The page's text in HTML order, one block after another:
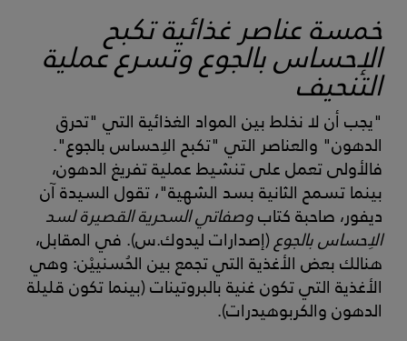
خمسة عناصر غذائية تكبح
الإحساس بالجوع وتسرع عملية
التنحيف
"يجب أن لا نخلط بين المواد الغذائية التي "تحرق
الدهون" والعناصر التي "تكبح الاِحساس بالجوع".
فالأولى تعمل على تنشيط عملية تفريغ الدهون،
بينما تسمح الثانية بسد الشهية"، تقول السيدة آن
ديفور، صاحبة كتابوصفاتي السحرية القصيرة لسد
الاِحساس بالجوع(إصدارات ليدوك.س). في المقابل،
هنالك بعض الأغذية التي تجمع بين الحُسنييْن: وهي
الأغذية التي تكون غنية بالبروتينات (بينما تكون قليلة
الدهون والكربوهيدرات).